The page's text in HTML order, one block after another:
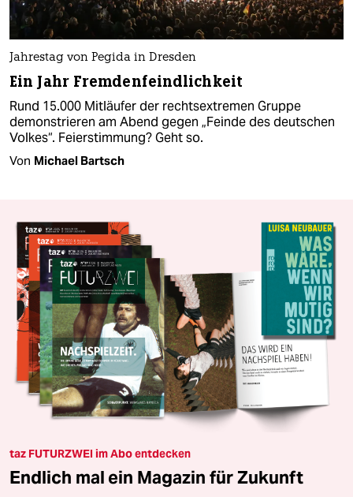
Jahrestag von Pegida in Dresden
Ein Jahr Fremdenfeindlichkeit
Rund 15.000 Mitläufer der rechtsextremen Gruppe
demonstrieren am Abend gegen „Feinde des deutschen
Volkes“. Feierstimmung? Geht so.
Von Michael Bartsch
taz FUTURZWEI im Abo entdecken
Endlich mal ein Magazin für Zukunft